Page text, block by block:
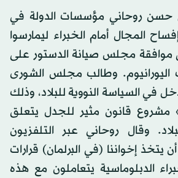
حسن روحاني مؤسسات الدولة في
المجال أمام الخبراء ليمارسوا
مجلس صيانة الدستور على
وطالب مجلس الشورى
في السياسة النووية للبلاد، وذلك
مشروع قانون مثير للجدل يتعلق
وقال روحاني عبر التلفزيون
يتخذ إخواننا (في البرلمان) قرارات
الدبلوماسية يتعاملون مع هذه